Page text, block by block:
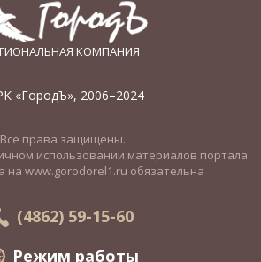
КОМПАНИЯ
«ГородЪ», 2006–2024
Все права защищены.
использовании материалов портала
на www.gorodorel1.ru обязательна
(4862) 59-15-60
Режим работы